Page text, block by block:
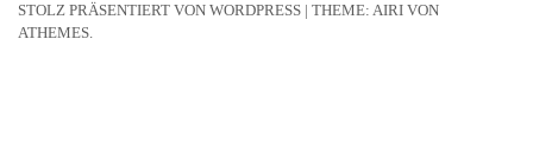
STOLZ PRÄSENTIERT VON WORDPRESS | THEME: AIRI VON
ATHEMES.